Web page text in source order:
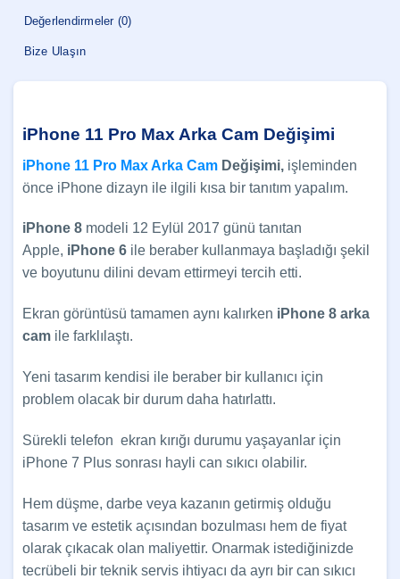
Değerlendirmeler (0)
Bize Ulaşın
iPhone 11 Pro Max Arka Cam Değişimi
iPhone 11 Pro Max Arka Cam Değişimi, işleminden
önce iPhone dizayn ile ilgili kısa bir tanıtım yapalım.
iPhone 8 modeli 12 Eylül 2017 günü tanıtan
Apple, iPhone 6 ile beraber kullanmaya başladığı şekil
ve boyutunu dilini devam ettirmeyi tercih etti.
Ekran görüntüsü tamamen aynı kalırken iPhone 8 arka
cam ile farklılaştı.
Yeni tasarım kendisi ile beraber bir kullanıcı için
problem olacak bir durum daha hatırlattı.
Sürekli telefon ekran kırığı durumu yaşayanlar için
iPhone 7 Plus sonrası hayli can sıkıcı olabilir.
Hem düşme, darbe veya kazanın getirmiş olduğu
tasarım ve estetik açısından bozulması hem de fiyat
olarak çıkacak olan maliyettir. Onarmak istediğinizde
tecrübeli bir teknik servis ihtiyacı da ayrı bir can sıkıcı